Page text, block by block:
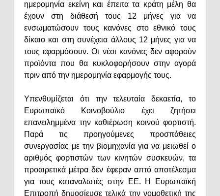
ημερομηνία εκείνη και έπειτα τα κράτη μέλη θα
έχουν στη διάθεσή τους 12 μήνες για να
ενσωματώσουν τους κανόνες στο εθνικό τους
δίκαιο και στη συνέχεια άλλους 12 μήνες για να
τους εφαρμόσουν. Οι νέοι κανόνες δεν αφορούν
προϊόντα που θα κυκλοφορήσουν στην αγορά
πριν από την ημερομηνία εφαρμογής τους.
Υπενθυμίζεται ότι την τελευταία δεκαετία, το
Ευρωπαϊκό Κοινοβούλιο έχει ζητήσει
επανειλημμένα την καθιέρωση κοινού φορτιστή.
Παρά τις προηγούμενες προσπάθειες
συνεργασίας με την βιομηχανία για να μειωθεί ο
αριθμός φορτιστών των κινητών συσκευών, τα
προαιρετικά μέτρα δεν έφεραν απτό αποτέλεσμα
για τους καταναλωτές στην ΕΕ. Η Ευρωπαϊκή
Επιτροπή δημοσίευσε τελικά την νομοθετική της